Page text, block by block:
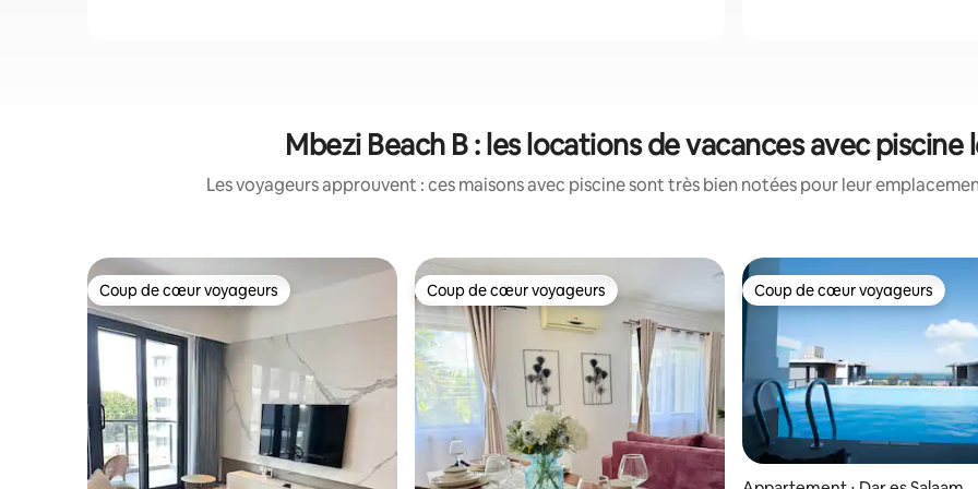
Mbezi Beach B : les locations de vacances avec
Les voyageurs approuvent : ces maisons avec piscine sont très bien notées pour leur
Coup de cœur voyageurs
Coup de cœur voyageurs Coup de cœur voyageurs
Coup de cœur voyageurs Coup de cœur voyageurs
Coup de cœur voyageurs